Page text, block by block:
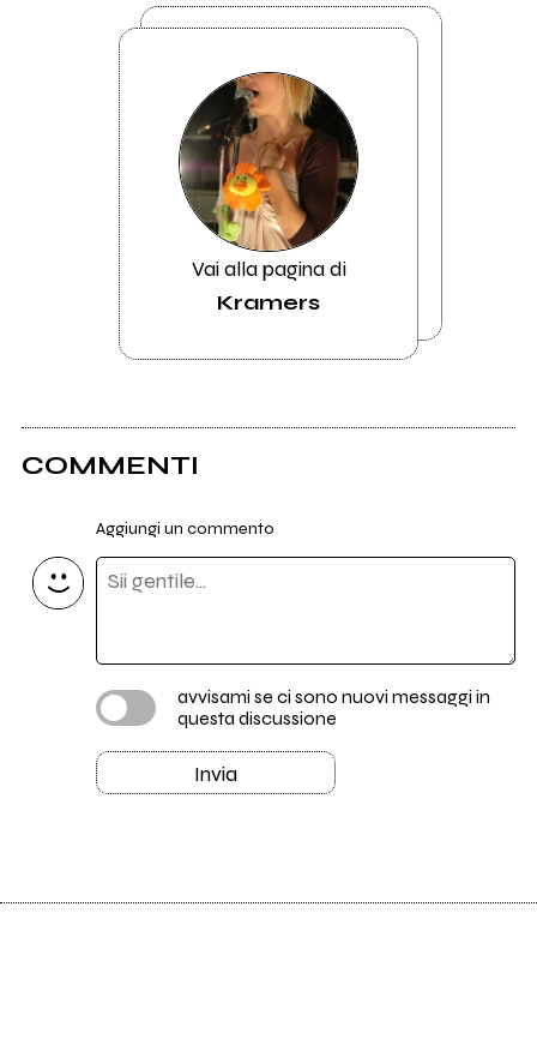
Vai alla pagina di
Kramers
COMMENTI
Aggiungi un commento
avvisami se ci sono nuovi messaggi in
questa discussione
Invia